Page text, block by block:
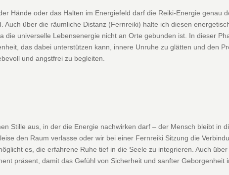
Hände oder das Halten im Energiefeld darf die Reiki-Energie genau
Auch über die räumliche Distanz (Fernreiki) halte ich diesen
die universelle Lebensenergie nicht an Orte gebunden ist. In dieser
das dabei unterstützen kann, innere Unruhe zu glätten und den
und angstfrei zu begleiten.
Stille aus, in der die Energie nachwirken darf – der Mensch bleibt in
den Raum verlasse oder wir bei einer Fernreiki Sitzung die
es, die erfahrene Ruhe tief in die Seele zu integrieren. Auch über
präsent, damit das Gefühl von Sicherheit und sanfter Geborgenheit